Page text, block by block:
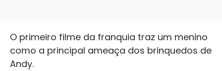
O primeiro filme da franquia traz um menino
como a principal ameaça dos brinquedos de
Andy.